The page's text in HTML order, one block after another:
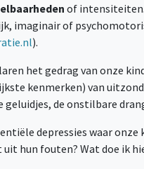
of
imaginair of
).
het gedrag van onze
kenmerken) van
de onstilbare
depressies waar
hun fouten? Wat doe ik